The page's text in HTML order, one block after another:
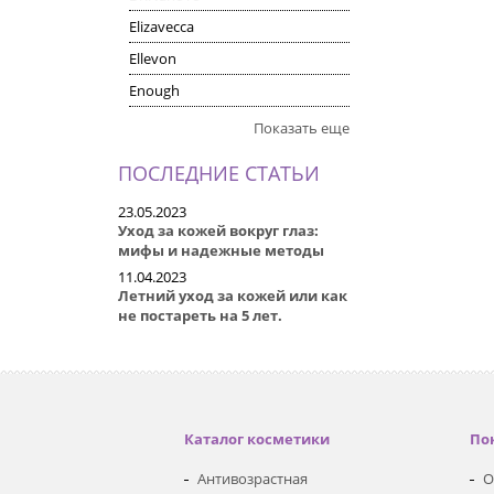
Elizavecca
Ellevon
Enough
Показать еще
ПОСЛЕДНИЕ СТАТЬИ
23.05.2023
Уход за кожей вокруг глаз:
мифы и надежные методы
11.04.2023
Летний уход за кожей или как
не постареть на 5 лет.
Каталог косметики
Антивозрастная